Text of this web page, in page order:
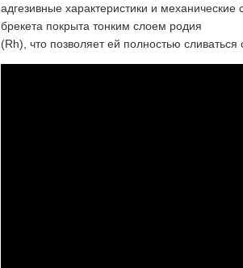
адгезивные характеристики и
брекета покрыта тонким слоем родия
(Rh), что позволяет ей полностью сливаться